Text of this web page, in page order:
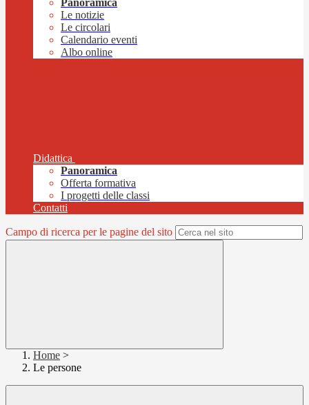
Panoramica
Le notizie
Le circolari
Calendario eventi
Albo online
Didattica
Panoramica
Offerta formativa
I progetti delle classi
Contatti
Campo di ricerca per le pagine del sito
Home >
Le persone